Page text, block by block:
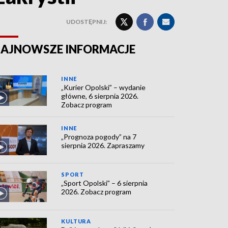
UDOSTĘPNIJ:
INFORMACJE
INNE
„Kurier Opolski” – wydanie
główne, 6 sierpnia 2026.
Zobacz program
INNE
„Prognoza pogody” na 7
sierpnia 2026. Zapraszamy
SPORT
„Sport Opolski” – 6 sierpnia
2026. Zobacz program
KULTURA